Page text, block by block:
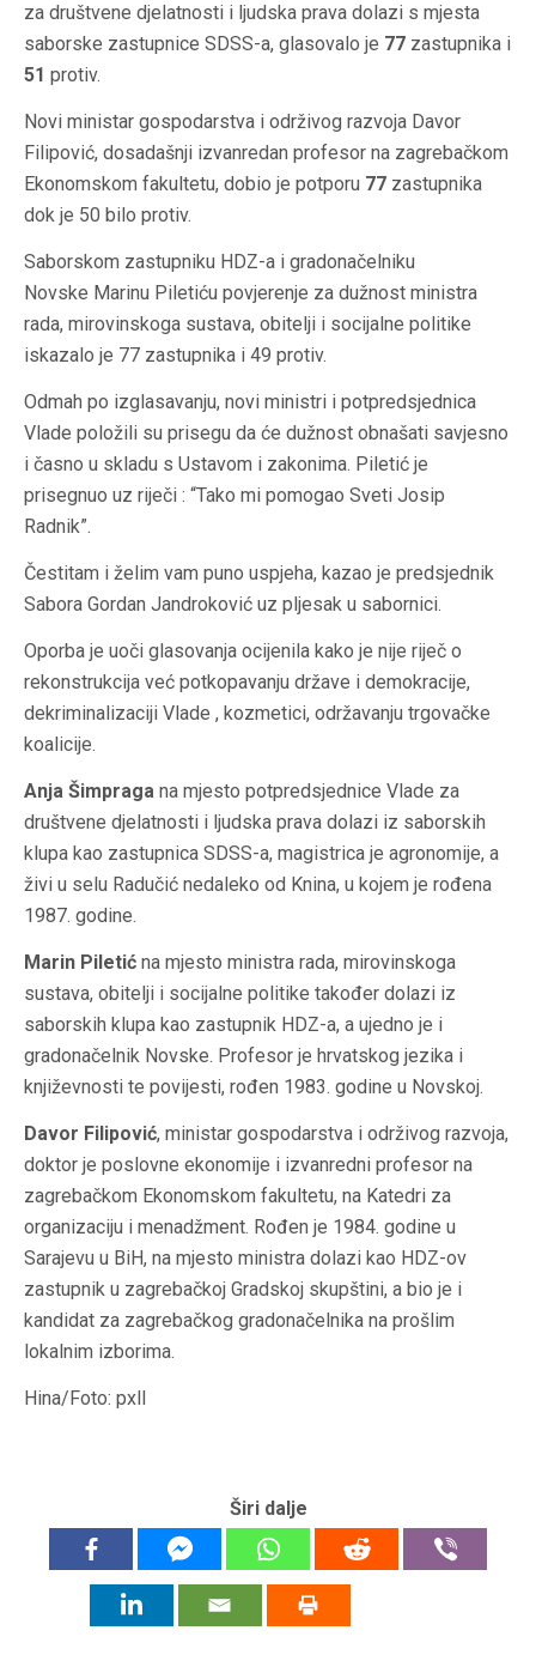
za društvene djelatnosti i ljudska prava dolazi s mjesta
saborske zastupnice SDSS-a, glasovalo je 77 zastupnika i
51 protiv.
Novi ministar gospodarstva i održivog razvoja Davor
Filipović, dosadašnji izvanredan profesor na zagrebačkom
Ekonomskom fakultetu, dobio je potporu 77 zastupnika
dok je 50 bilo protiv.
Saborskom zastupniku HDZ-a i gradonačelniku
Novske Marinu Piletiću povjerenje za dužnost ministra
rada, mirovinskoga sustava, obitelji i socijalne politike
iskazalo je 77 zastupnika i 49 protiv.
Odmah po izglasavanju, novi ministri i potpredsjednica
Vlade položili su prisegu da će dužnost obnašati savjesno
i časno u skladu s Ustavom i zakonima. Piletić je
prisegnuo uz riječi : “Tako mi pomogao Sveti Josip
Radnik”.
Čestitam i želim vam puno uspjeha, kazao je predsjednik
Sabora Gordan Jandroković uz pljesak u sabornici.
Oporba je uoči glasovanja ocijenila kako je nije riječ o
rekonstrukcija već potkopavanju države i demokracije,
dekriminalizaciji Vlade , kozmetici, održavanju trgovačke
koalicije.
Anja Šimpraga na mjesto potpredsjednice Vlade za
društvene djelatnosti i ljudska prava dolazi iz saborskih
klupa kao zastupnica SDSS-a, magistrica je agronomije, a
živi u selu Radučić nedaleko od Knina, u kojem je rođena
1987. godine.
Marin Piletić na mjesto ministra rada, mirovinskoga
sustava, obitelji i socijalne politike također dolazi iz
saborskih klupa kao zastupnik HDZ-a, a ujedno je i
gradonačelnik Novske. Profesor je hrvatskog jezika i
književnosti te povijesti, rođen 1983. godine u Novskoj.
Davor Filipović, ministar gospodarstva i održivog razvoja,
doktor je poslovne ekonomije i izvanredni profesor na
zagrebačkom Ekonomskom fakultetu, na Katedri za
organizaciju i menadžment. Rođen je 1984. godine u
Sarajevu u BiH, na mjesto ministra dolazi kao HDZ-ov
zastupnik u zagrebačkoj Gradskoj skupštini, a bio je i
kandidat za zagrebačkog gradonačelnika na prošlim
lokalnim izborima.
Hina/Foto: pxll
Širi dalje